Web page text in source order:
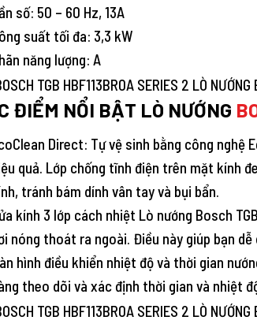
số: 50 – 60 Hz, 13A
suất tối đa: 3,3 kW
năng lượng: A
ĐIỂM NỔI BẬT LÒ NƯỚNG
Direct: Tự vệ sinh bằng công nghệ
quả. Lớp chống tĩnh điện trên mặt kính
tránh bám dính vân tay và bụi bẩn.
kính 3 lớp cách nhiệt Lò nướng Bosch
nóng thoát ra ngoài. Điều này giúp bạn
hình điều khiển nhiệt độ và thời gian
theo dõi và xác định thời gian và nhiệt